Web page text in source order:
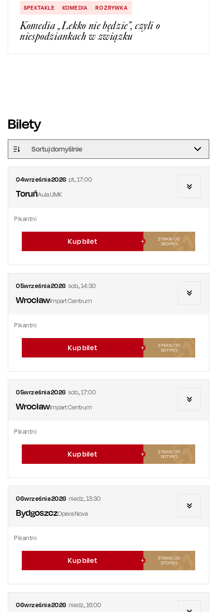
SPEKTAKLE KOMEDIA ROZRYWKA
Komedia „Lekko nie będzie”, czyli o
niespodziankach w związku
Bilety
Sortuj domyślnie
04września2026 pt.,17:00
ToruńAula UMK
Pikantni
Kup bilet
ZYSKAJ OD
360PKT
05września2026 sob.,14:30
WrocławImpart Centrum
Pikantni
Kup bilet
ZYSKAJ OD
507PKT
05września2026 sob.,17:00
WrocławImpart Centrum
Pikantni
Kup bilet
ZYSKAJ OD
507PKT
06września2026 niedz.,13:30
BydgoszczOpera Nova
Pikantni
Kup bilet
ZYSKAJ OD
270PKT
06września2026 niedz.,16:00